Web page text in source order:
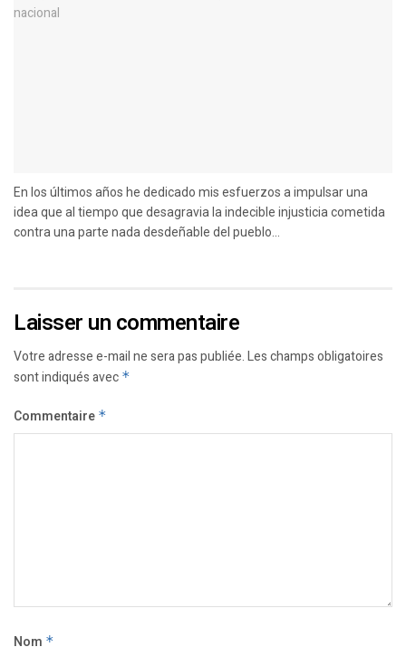
En los últimos años he dedicado mis esfuerzos a impulsar una
idea que al tiempo que desagravia la indecible injusticia cometida
contra una parte nada desdeñable del pueblo...
Laisser un commentaire
Votre adresse e-mail ne sera pas publiée.Les champs obligatoires
sont indiqués avec *
Commentaire *
Nom *